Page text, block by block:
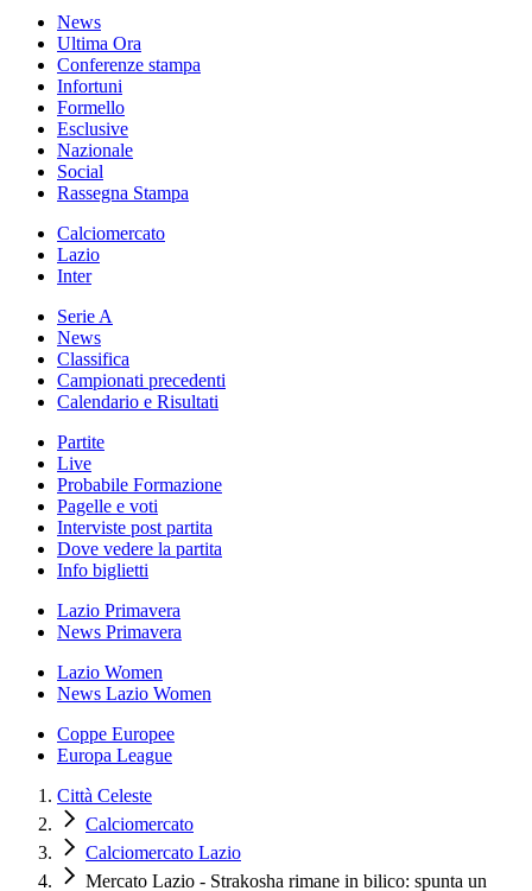
News
Ultima Ora
Conferenze stampa
Infortuni
Formello
Esclusive
Nazionale
Social
Rassegna Stampa
Calciomercato
Lazio
Inter
Serie A
News
Classifica
Campionati precedenti
Calendario e Risultati
Partite
Live
Probabile Formazione
Pagelle e voti
Interviste post partita
Dove vedere la partita
Info biglietti
Lazio Primavera
News Primavera
Lazio Women
News Lazio Women
Coppe Europee
Europa League
Città Celeste
Calciomercato
Calciomercato Lazio
Mercato Lazio - Strakosha rimane in bilico: spunta un